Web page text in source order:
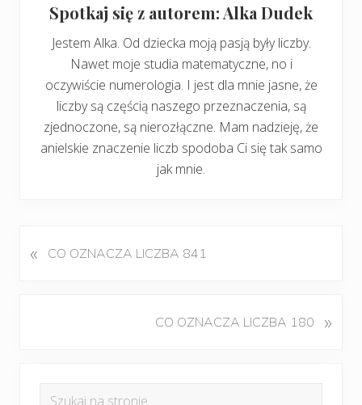
Spotkaj się z autorem: Alka Dudek
Jestem Alka. Od dziecka moją pasją były liczby.
Nawet moje studia matematyczne, no i
oczywiście numerologia. I jest dla mnie jasne, że
liczby są częścią naszego przeznaczenia, są
zjednoczone, są nierozłączne. Mam nadzieję, że
anielskie znaczenie liczb spodoba Ci się tak samo
jak mnie.
P
« CO OZNACZA LICZBA 841
CO OZNACZA LICZBA 180 »
Szukaj